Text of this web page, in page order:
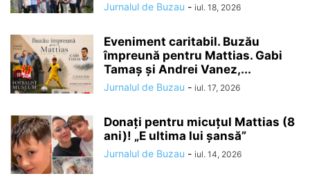
Jurnalul de Buzau - iul. 18, 2026
Eveniment caritabil. Buzău
împreună pentru Mattias. Gabi
Tamaș și Andrei Vanez,...
Jurnalul de Buzau - iul. 17, 2026
Donați pentru micuțul Mattias (8
ani)! „E ultima lui șansă”
Jurnalul de Buzau - iul. 14, 2026